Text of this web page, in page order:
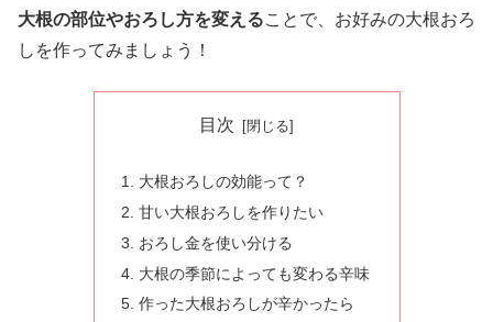
大根の部位やおろし方を変えることで、お好みの大根おろ
しを作ってみましょう！
目次
大根おろしの効能って？
甘い大根おろしを作りたい
おろし金を使い分ける
大根の季節によっても変わる辛味
作った大根おろしが辛かったら